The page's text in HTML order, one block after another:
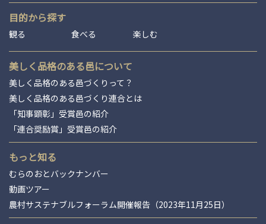
目的から探す
観る 食べる 楽しむ
美しく品格のある邑について
美しく品格のある邑づくりって？
美しく品格のある邑づくり連合とは
「知事顕彰」受賞邑の紹介
「連合奨励賞」受賞邑の紹介
もっと知る
むらのおとバックナンバー
動画ツアー
農村サステナブルフォーラム開催報告（2023年11月25日）